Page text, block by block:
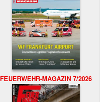
FEUERWEHR-MAGAZIN 7/2026